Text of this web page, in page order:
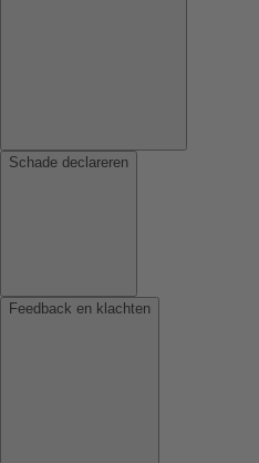
Schade declareren
Feedback en klachten